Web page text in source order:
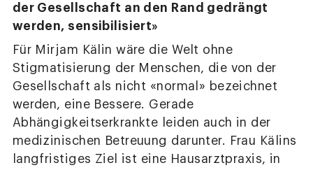
der Gesellschaft an den Rand gedrängt
werden, sensibilisiert»
Für Mirjam Kälin wäre die Welt ohne
Stigmatisierung der Menschen, die von der
Gesellschaft als nicht «normal» bezeichnet
werden, eine Bessere. Gerade
Abhängigkeitserkrankte leiden auch in der
medizinischen Betreuung darunter. Frau Kälins
langfristiges Ziel ist eine Hausarztpraxis, in